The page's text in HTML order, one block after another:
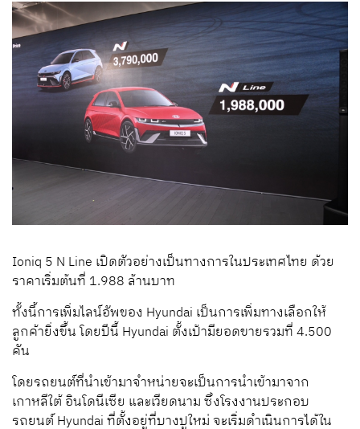
Ioniq 5 N Line เปิดตัวอย่างเป็นทางการในประเทศไทย ด้วย
ราคาเริ่มต้นที่ 1.988 ล้านบาท
ทั้งนี้การเพิ่มไลน์อัพของ Hyundai เป็นการเพิ่มทางเลือกให้
ลูกค้ายิ่งขึ้น โดยปีนี้ Hyundai ตั้งเป้ามียอดขายรวมที่ 4.500
คัน
โดยรถยนต์ที่นำเข้ามาจำหน่ายจะเป็นการนำเข้ามาจาก
เกาหลีใต้ อินโดนีเซีย และเวียดนาม ซึ่งโรงงานประกอบ
รถยนต์ Hyundai ที่ตั้งอยู่ที่บางปูใหม่ จะเริ่มดำเนินการได้ใน